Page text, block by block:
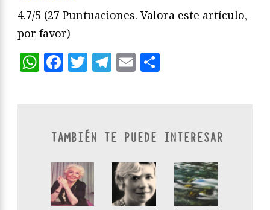
4.7/5 (27 Puntuaciones. Valora este artículo,
por favor)
WhatsApp
Facebook
Twitter
Telegram
Email
TAMBIÉN TE PUEDE INTERESAR